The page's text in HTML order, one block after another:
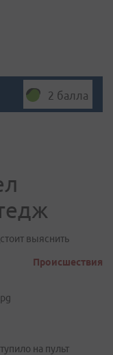
2 балла
выяснить
Происшествия
на пульт